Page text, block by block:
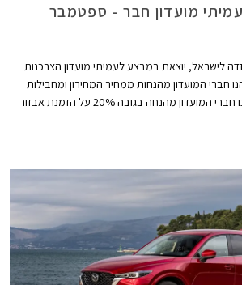
מועדון חבר - ספטמבר
לישראל, יוצאת במבצע לעמיתי מועדון הצרכנות
חברי המועדון מהנחות ממחיר המחירון ומחבילות
אבזור במתנה. בנוסף ייהנו חברי המועדון מהנחה בגובה 20% על הזמנת אבזור
13.10.2023.